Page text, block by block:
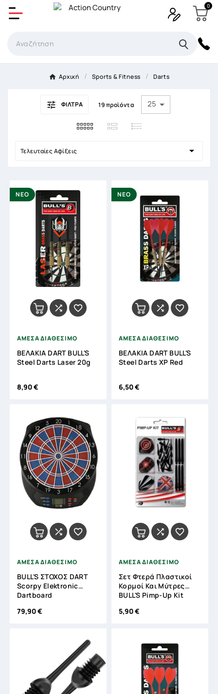
0
Αρχική Sports & Fitness Darts
 ΦΙΛΤΡA 19 προϊόντα 25 
Τελευταίες Αφίξεις 
ΝΈΟ
 
ΑΜΕΣΑ ΔΙΑΘΕΣΙΜΟ
ΒΕΛΑΚΙΑ DART BULL'S
Steel Darts Laser 20g
8,90 €
ΝΈΟ
 
ΑΜΕΣΑ ΔΙΑΘΕΣΙΜΟ
ΒΕΛΑΚΙΑ DART BULL'S
Steel Darts XP Red
6,50 €
 
ΑΜΕΣΑ ΔΙΑΘΕΣΙΜΟ
BULL'S ΣΤΟΧΟΣ DART
Scorpy Elektronic
Dartboard
79,90 €
 
ΑΜΕΣΑ ΔΙΑΘΕΣΙΜΟ
Σετ Φτερά Πλαστικοί
Κορμοί Και Μύτρες
BULL'S Pimp-Up Kit
5,90 €
Δημιουργία λίστα επιθυμητών
×
Όνομα Λίστα επιθυμιτών